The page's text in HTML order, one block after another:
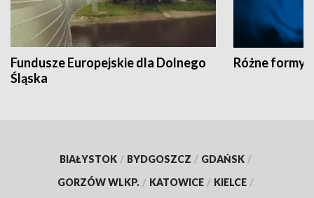
Fundusze Europejskie dla Dolnego
Śląska
Różne formy
BIAŁYSTOK / BYDGOSZCZ / GDAŃSK /
GORZÓW WLKP. / KATOWICE / KIELCE /